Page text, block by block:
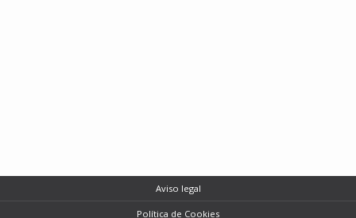
Aviso legal
Política de Cookies